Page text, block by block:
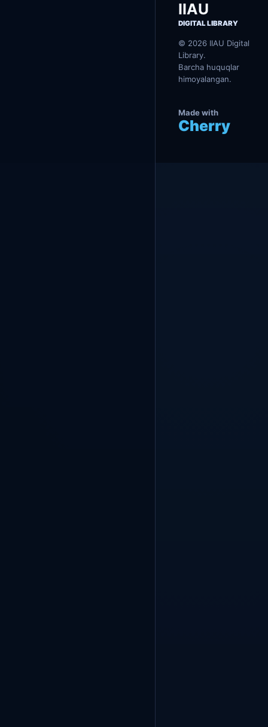
К
Т
А
И
IIAU
DIGITAL LIBRARY
© 2026 IIAU Digital
Library.
Barcha huquqlar
himoyalangan.
Made with
Cherry